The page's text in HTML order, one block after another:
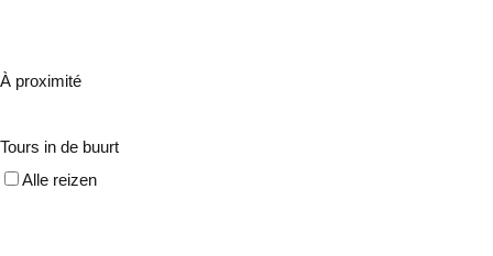
À proximité
Tours in de buurt
Alle reizen